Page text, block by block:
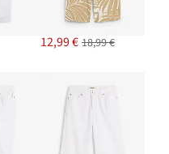
12,99 € 18,99 €